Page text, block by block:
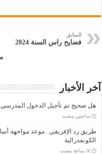
السابق
فضايح راس السنة 2024
آخر الأخبار
هل صحيح تم تأجيل الدخول المدرسي 2026
‏ساعتين مضت
طريق زد الإفريقي.. موعد مواجهة
الكونفدرالية
‏18 ساعة مضت